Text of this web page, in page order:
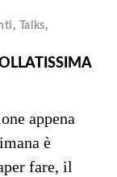
, Talks,
appena
è
fare, il